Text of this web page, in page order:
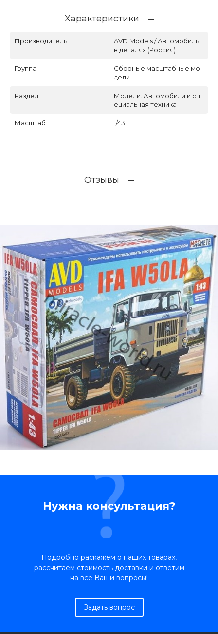
Характеристики
Производитель
AVD Models / Автомобиль
в деталях (Россия)
Группа
Сборные масштабные мо
дели
Раздел
Модели. Автомобили и сп
ециальная техника
Масштаб 1/43
Отзывы
Нужна консультация?
Подробно раскажем о наших товарах,
рассчитаем стоимость доставки и ответим
на все Ваши вопросы!
Задать вопрос